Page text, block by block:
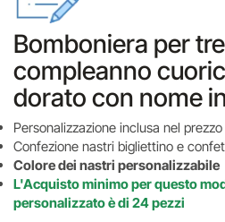
Bomboniera per
compleanno
dorato con nome
Personalizzazione inclusa nel prezzo
Confezione nastri bigliettino e
Colore dei nastri personalizzabile
L'Acquisto minimo per questo
personalizzato è di 24 pezzi